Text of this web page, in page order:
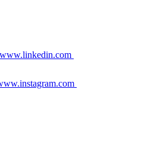
www.linkedin.com